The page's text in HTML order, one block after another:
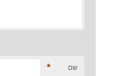
שם *